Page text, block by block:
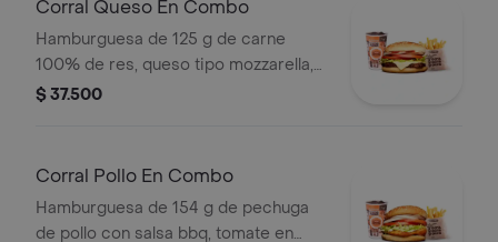
Corral Queso En Combo
Hamburguesa de 125 g de carne
100% de res, queso tipo mozzarella,
tomate en rodajas, cebolla en rodajas,
$ 37.500
Corral Pollo En Combo
Hamburguesa de 154 g de pechuga
de pollo con salsa bbq, tomate en